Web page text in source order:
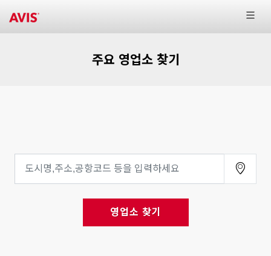
주요 영업소 찾기
영업소 찾기